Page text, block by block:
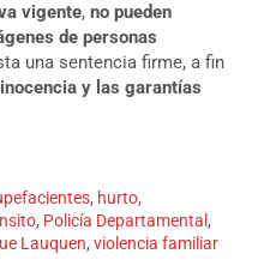
vigente, no pueden
de personas
una sentencia firme, a fin
y las garantías
, hurto,
, Policía Departamental ,
Lauquen, violencia familiar